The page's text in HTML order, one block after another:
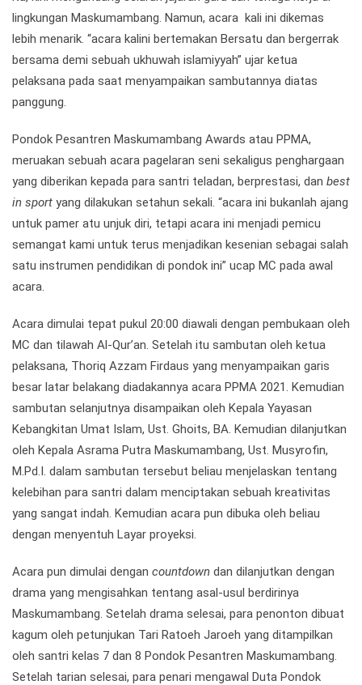
lingkungan Maskumambang. Namun, acara kali ini dikemas
lebih menarik. “acara kalini bertemakan Bersatu dan bergerrak
bersama demi sebuah ukhuwah islamiyyah” ujar ketua
pelaksana pada saat menyampaikan sambutannya diatas
panggung.
Pondok Pesantren Maskumambang Awards atau PPMA,
meruakan sebuah acara pagelaran seni sekaligus penghargaan
yang diberikan kepada para santri teladan, berprestasi, dan best
in sport yang dilakukan setahun sekali. “acara ini bukanlah ajang
untuk pamer atu unjuk diri, tetapi acara ini menjadi pemicu
semangat kami untuk terus menjadikan kesenian sebagai salah
satu instrumen pendidikan di pondok ini” ucap MC pada awal
acara.
Acara dimulai tepat pukul 20:00 diawali dengan pembukaan oleh
MC dan tilawah Al-Qur’an. Setelah itu sambutan oleh ketua
pelaksana, Thoriq Azzam Firdaus yang menyampaikan garis
besar latar belakang diadakannya acara PPMA 2021. Kemudian
sambutan selanjutnya disampaikan oleh Kepala Yayasan
Kebangkitan Umat Islam, Ust. Ghoits, BA. Kemudian dilanjutkan
oleh Kepala Asrama Putra Maskumambang, Ust. Musyrofin,
M.Pd.I. dalam sambutan tersebut beliau menjelaskan tentang
kelebihan para santri dalam menciptakan sebuah kreativitas
yang sangat indah. Kemudian acara pun dibuka oleh beliau
dengan menyentuh Layar proyeksi.
Acara pun dimulai dengan countdown dan dilanjutkan dengan
drama yang mengisahkan tentang asal-usul berdirinya
Maskumambang. Setelah drama selesai, para penonton dibuat
kagum oleh petunjukan Tari Ratoeh Jaroeh yang ditampilkan
oleh santri kelas 7 dan 8 Pondok Pesantren Maskumambang.
Setelah tarian selesai, para penari mengawal Duta Pondok